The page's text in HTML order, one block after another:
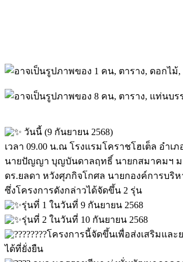
วันนี้ (9 กันยายน 2568)
เวลา 09.00 น.ณ โรงแรมโคราชโฮเต็ล อำเ
นายปัญญา บุญบันดาลฤทธิ์ นายกสมาคมฯ ม
ดร.ยลดา หวังศุภกิจโกศล นายกองค์การบริ
ซึ่งโครงการดังกล่าวได้จัดขึ้น 2 รุ่น
รุ่นที่ 1 ในวันที่ 9 กันยายน 2568
รุ่นที่ 2 ในวันที่ 10 กันยายน 2568
โครงการนี้จัดขึ้นเพื่อส่งเสริมแล
ได้ที่ยั่งยืน